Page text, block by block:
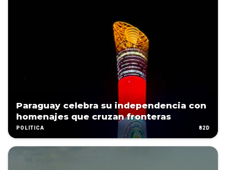
Paraguay celebra su independencia con
homenajes que cruzan fronteras
POLÍTICA 82D